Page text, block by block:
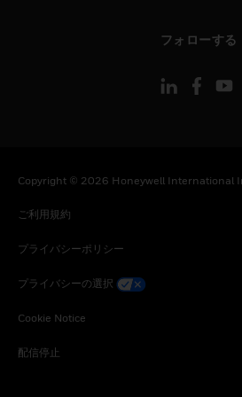
フォローする
Copyright © 2026 Honeywell International
ご利用規約
プライバシーポリシー
プライバシーの選択
Cookie Notice
配信停止